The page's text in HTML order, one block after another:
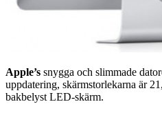
Apple’s snygga och slimmade
uppdatering, skärmstorlekarna är
bakbelyst LED-skärm.